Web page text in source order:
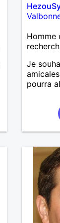
Homme
Je
pourra